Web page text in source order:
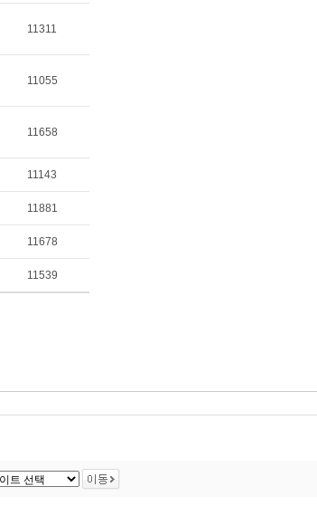
11311
11055
11658
11143
11881
11678
11539